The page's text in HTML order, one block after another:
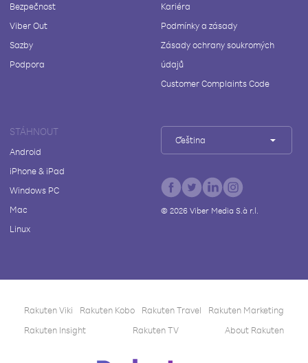
Bezpečnost
Viber Out
Sazby
Podpora
Kariéra
Podmínky a zásady
Zásady ochrany soukromých
údajů
Customer Complaints Code
STÁHNOUT
Android
iPhone & iPad
Windows PC
Mac
Linux
Čeština
© 2026Viber Media S.à r.l.
Rakuten Viki Rakuten Kobo Rakuten Travel
Rakuten Marketing
Rakuten Insight
Rakuten TV About Rakuten